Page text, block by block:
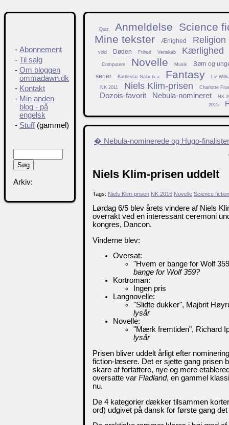
Quiz Anmeldelse
Science
Mine tekster
Ærlighed Religion
vold Døden Frihed Venskab Kærlighed
Computere Novelle Musik
Børn og
serier
Battlestar Galactica Fantasy Liz
NK 2011 Niels Klim-prisen Charlotte
Dozois-favorit Nebula-nomineret
NK
2015
� Nebula-nominerede og Hugo-finalister
Niels Klim-prisen uddelt
Tags: Niels Klim-prisen NK 2016 Novelle Science fiction
Lørdag 6/5 blev årets vindere af Niels
overrakt ved en interessant ceremoni
kongres, Dancon.
Vinderne blev:
Oversat:
"Hvem er bange for Wolf
bange for Wolf 359?
Kortroman:
Ingen pris
Langnovelle:
"Slidte dukker", Majbrit
lysår
Novelle:
"Mærk fremtiden", Richard
lysår
Prisen bliver uddelt årligt efter
fiction-læsere. Det er sjette gang prisen
skare af forfattere, nye og mere
oversatte var Fladland, en gammel
nu.
De 4 kategorier dækker tilsammen
ord) udgivet på dansk for første gang det
- Abonnement
- Til salg
- Om bloggen
ommadawn.dk
- Kontakt
- Min anden
blog - på
engelsk
- Stuff(gammel)
Arkiv: